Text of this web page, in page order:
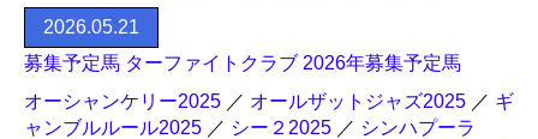
2026.05.21
募集予定馬 ターファイトクラブ 2026年募集予定馬
オーシャンケリー2025 ／ オールザットジャズ2025 ／ ギ
ャンブルルール2025 ／ シー２2025 ／ シンハプーラ